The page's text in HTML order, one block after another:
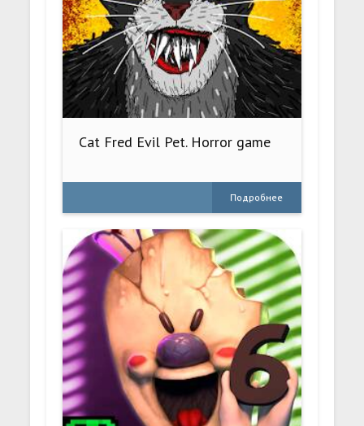
Cat Fred Evil Pet. Horror game
Подробнее